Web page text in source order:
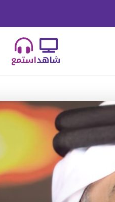
استمعشاهد